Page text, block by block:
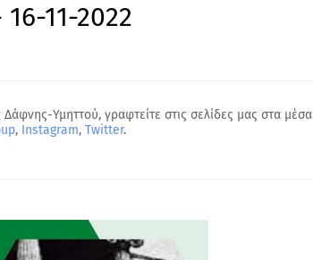
11-2022
Υμηττού, γραφτείτε στις σελίδες μας στα μέσα
, Instagram, Twitter.